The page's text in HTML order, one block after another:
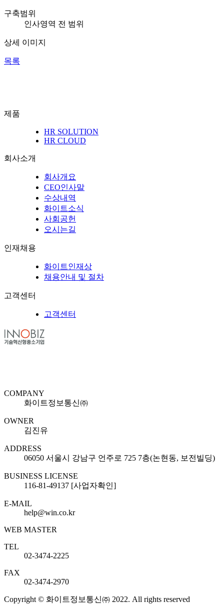
구축범위
인사영역 전 범위
상세 이미지
목록
제품
HR SOLUTION
HR CLOUD
회사소개
회사개요
CEO인사말
수상내역
화이트소식
사회공헌
오시는길
인재채용
화이트인재상
채용안내 및 절차
고객센터
고객센터
COMPANY
화이트정보통신㈜
OWNER
김진유
ADDRESS
06050 서울시 강남구 언주로 725 7층(논현동, 보전빌딩)
BUSINESS LICENSE
116-81-49137 [사업자확인]
E-MAIL
help@win.co.kr
WEB MASTER
TEL
02-3474-2225
FAX
02-3474-2970
Copyright © 화이트정보통신㈜ 2022. All rights reserved